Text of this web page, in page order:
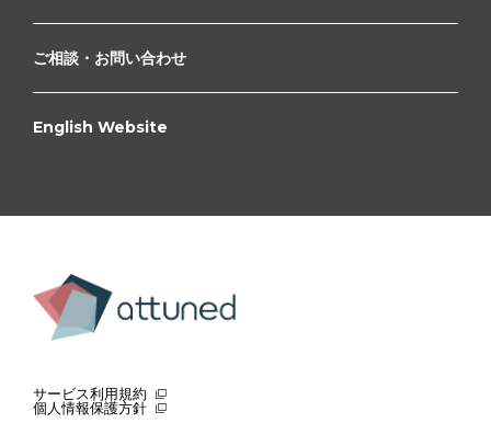
ご相談・お問い合わせ
English Website
サービス利用規約
個人情報保護方針